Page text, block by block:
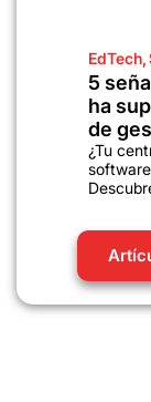
EdTech,
5
ha
de
¿Tu